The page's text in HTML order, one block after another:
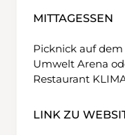
MITTAGESSEN
Picknick auf
Umwelt Arena
Restaurant
LINK ZU